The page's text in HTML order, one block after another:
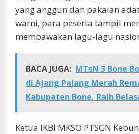
yang anggun dan pakaian
warni, para peserta tampil
membawakan lagu-lagu
BACA JUGA: MTsN 3 Bone
di Ajang Palang Merah
Kabupaten Bone, Raih
Ketua IKBI MKSO PTSGN